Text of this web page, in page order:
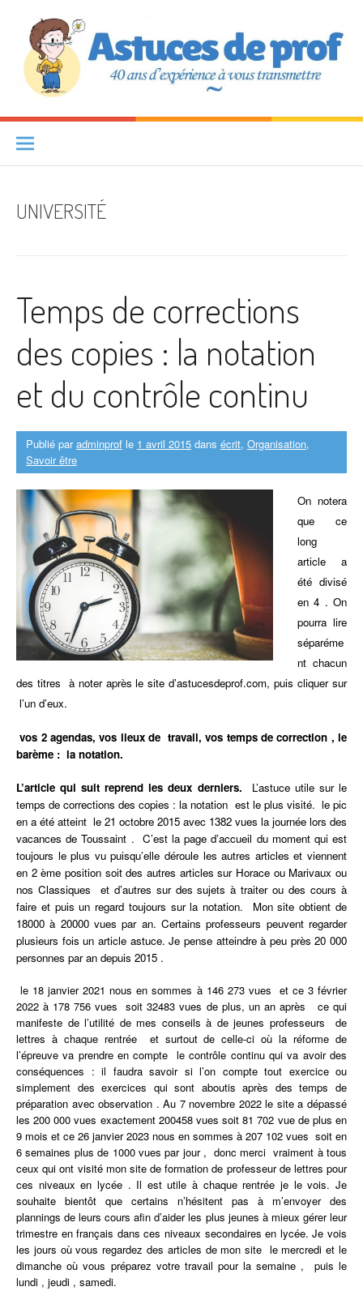
Astuces de prof
UNIVERSITÉ
Temps de corrections
des copies : la notation
et du contrôle continu
Publié paradminprof le 1 avril 2015 dans écrit, Organisation,
Savoir être
On notera
que ce
long
article a
été divisé
en 4 . On
pourra lire
séparéme
nt chacun
des titres à noter après le site d’astucesdeprof.com, puis cliquer sur
l’un d’eux.
vos 2 agendas, vos lieux de travail, vos temps de correction , le
barème : la notation.
L’article qui suit reprend les deux derniers.
L’astuce utile sur le
tempsde corrections des copies : la notation est le plus visité. le pic
en a été atteint le 21 octobre 2015 avec 1382 vues la journée lors des
vacances de Toussaint . C’est la page d’accueil du moment qui est
toujours le plus vu puisqu’elle déroule les autres articles et viennent
en 2 ème position soit des autres articles sur Horace ou Marivaux ou
nos Classiques et d’autres sur des sujets à traiter ou des cours à
faire et puis un regard toujours sur la notation. Mon site obtient de
18000 à 20000 vues par an. Certains professeurs peuvent regarder
plusieurs fois un article astuce. Je pense atteindre à peu près 20 000
personnes par an depuis 2015 .
le 18 janvier 2021 nous en sommes à 146 273 vues et ce 3 février
2022 à 178 756 vues soit 32483 vues de plus, un an après ce qui
manifeste de l’utilité de mes conseils à de jeunes professeurs de
lettres à chaque rentrée et surtout de celle-ci où la réforme de
l’épreuve va prendre en compte le contrôle continu qui va avoir des
conséquences : il faudra savoir si l’on compte tout exercice ou
simplement des exercices qui sont aboutis après des temps de
préparation avec observation . Au 7 novembre 2022 le site a dépassé
les 200 000 vues exactement 200458 vues soit 81 702 vue de plus en
9 mois et ce 26 janvier 2023 nous en sommes à 207 102 vues soit en
6 semaines plus de 1000 vues par jour , donc merci vraiment à tous
ceux qui ont visité mon site de formation de professeur de lettres pour
ces niveaux en lycée . Il est utile à chaque rentrée je le vois. Je
souhaite bientôt que certains n’hésitent pas à m’envoyer des
plannings de leurs cours afin d’aider les plus jeunes à mieux gérer leur
trimestre en français dans ces niveaux secondaires en lycée. Je vois
les jours où vous regardez des articles de mon site le mercredi et le
dimanche où vous préparez votre travail pour la semaine , puis le
lundi , jeudi , samedi.